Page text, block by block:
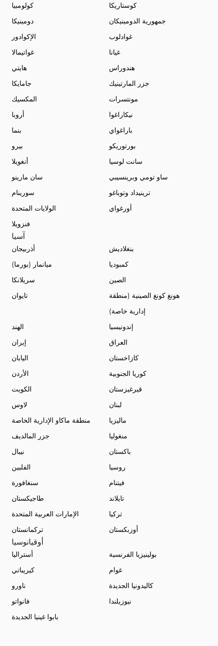
كولومبيا
كوستاريكا
دومينيكا
جمهورية الدومينيكان
الإكوادور
غوادلوب
غواتيمالا
غيانا
هايتي
هندوراس
جامايكا
جزر المارتينيك
المكسيك
مونتسرات
أروبا
نيكاراغوا
بنما
باراغواي
بيرو
بورتوريكو
أنغويلا
سانت لوسيا
سان مارينو
ساو تومي وبرينسيبي
سورينام
ترينيداد وتوباغو
الولايات المتحدة
أورغواي
فنزويلا
آسيا
أذربيجان
بنغلاديش
ميانمار (بورما)
كمبوديا
سريلانكا
الصين
تايوان
هونغ كونغ الصينية (منطقة
إدارية خاصة)
الهند
إندونيسيا
إيران
العراق
اليابان
كازاخستان
الأردن
كوريا الجنوبية
الكويت
قيرغيزستان
لاوس
لبنان
منطقة ماكاو الإدارية الخاصة
ماليزيا
جزر المالديف
منغوليا
نيبال
باكستان
الفلبين
روسيا
سنغافورة
فيتنام
طاجيكستان
تايلاند
الإمارات العربية المتحدة
تركيا
تركمانستان
أوزبكستان
أوقيانوسيا
أستراليا
بولينيزيا الفرنسية
كيريباتي
غوام
ناورو
كاليدونيا الجديدة
فانواتو
نيوزيلندا
بابوا غينيا الجديدة